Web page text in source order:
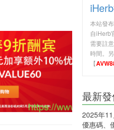
本站發
自iHerb
需要註
時間。
【
最新
2025年11
優惠碼、